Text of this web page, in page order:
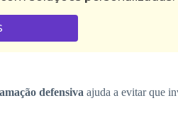
defensiva ajuda a evitar que